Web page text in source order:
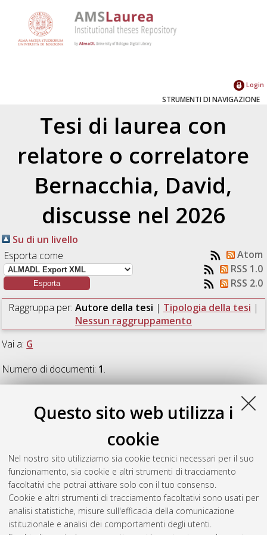
Questo sito web utilizza i
cookie
Nel nostro sito utilizziamo sia cookie tecnici necessari per il suo
funzionamento, sia cookie e altri strumenti di tracciamento
facoltativi che potrai attivare solo con il tuo consenso.
Cookie e altri strumenti di tracciamento facoltativi sono usati per
analisi statistiche, misure sull'efficacia della comunicazione
istituzionale e analisi dei comportamenti degli utenti.
Login
STRUMENTI DI NAVIGAZIONE
Tesi di laurea con
relatore o correlatore
Bernacchia, David,
discusse nel 2026
Su di un livello
Esporta come
Atom
RSS 1.0
RSS 2.0
Raggruppa per: Autore della tesi | Tipologia della tesi |
Nessun raggruppamento
Vai a: G
Numero di documenti: 1.
Caratterizzazione del rumore
radiometri NASA.[Laurea], Università di Bologna, Corso di
Studio inIngegneria aerospaziale [L-DM270] - Forli',
Documento ad accesso riservato.
Questa lista e' stata generata ilThu Aug 6 21:25:37 2026